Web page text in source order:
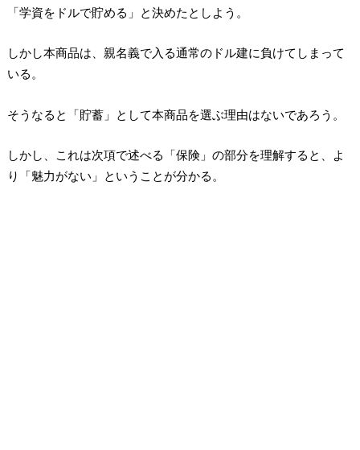
「学資をドルで貯める」と決めたとしよう。
しかし本商品は、親名義で入る通常のドル建に負けてしまって
いる。
そうなると「貯蓄」として本商品を選ぶ理由はないであろう。
しかし、これは次項で述べる「保険」の部分を理解すると、よ
り「魅力がない」ということが分かる。